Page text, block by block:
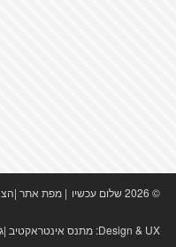
© 2026 שלום עכשיו | מפת אתר|
Design & UX: מתנס אינטראקטיב